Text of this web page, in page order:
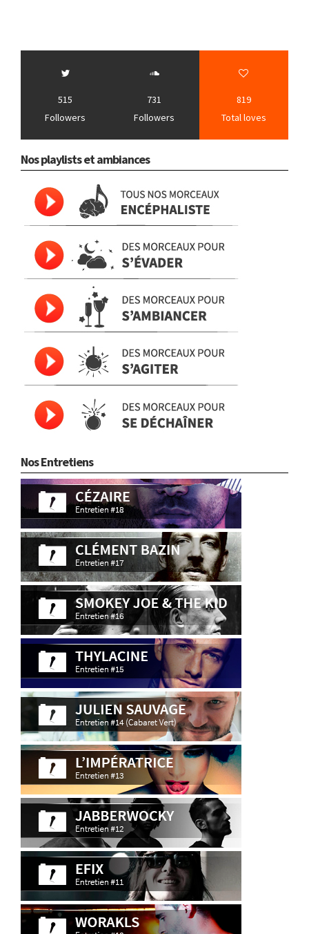
515
Followers
731
Followers
819
Total loves
Nos playlists et ambiances
Nos Entretiens